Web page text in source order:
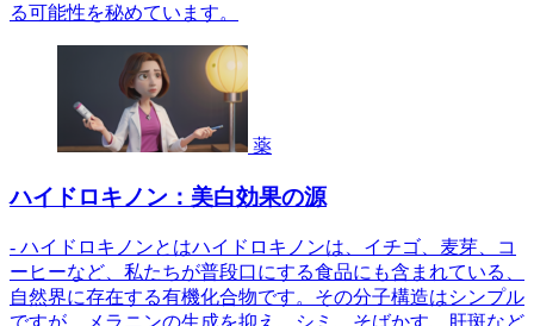
る可能性を秘めています。
薬
ハイドロキノン：美白効果の源
- ハイドロキノンとはハイドロキノンは、イチゴ、麦芽、コ
ーヒーなど、私たちが普段口にする食品にも含まれている、
自然界に存在する有機化合物です。その分子構造はシンプル
ですが、メラニンの生成を抑え、シミ、そばかす、肝斑など